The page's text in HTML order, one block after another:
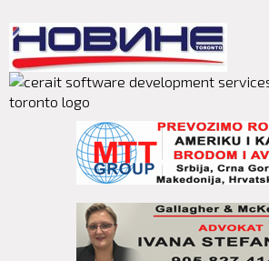
main
content